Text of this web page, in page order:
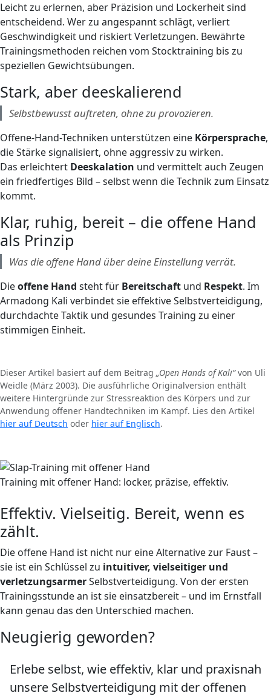
Leicht zu erlernen, aber Präzision und Lockerheit sind
entscheidend. Wer zu angespannt schlägt, verliert
Geschwindigkeit und riskiert Verletzungen. Bewährte
Trainingsmethoden reichen vom Stocktraining bis zu
speziellen Gewichtsübungen.
Stark, aber deeskalierend
Selbstbewusst auftreten, ohne zu provozieren.
Offene-Hand-Techniken unterstützen eine Körpersprache,
die Stärke signalisiert, ohne aggressiv zu wirken.
Das erleichtert Deeskalation und vermittelt auch Zeugen
ein friedfertiges Bild – selbst wenn die Technik zum Einsatz
kommt.
Klar, ruhig, bereit – die offene Hand
als Prinzip
Was die offene Hand über deine Einstellung verrät.
Dieoffene Hand steht für Bereitschaft und Respekt. Im
Armadong Kali verbindet sie effektive Selbstverteidigung,
durchdachte Taktik und gesundes Training zu einer
stimmigen Einheit.
Dieser Artikel basiert auf dem Beitrag „Open Hands of Kali“von Uli
Weidle (März 2003). Die ausführliche Originalversion enthält
weitere Hintergründe zur Stressreaktion des Körpers und zur
Anwendung offener Handtechniken im Kampf. Lies den Artikel
hier auf Deutsch oder hier auf Englisch.
Training mit offener Hand: locker, präzise, effektiv.
Effektiv. Vielseitig. Bereit, wenn es
zählt.
Die offene Hand ist nicht nur eine Alternative zur Faust –
sie ist ein Schlüssel zu intuitiver, vielseitiger und
verletzungsarmerSelbstverteidigung. Von der ersten
Trainingsstunde an ist sie einsatzbereit – und im Ernstfall
kann genau das den Unterschied machen.
Neugierig geworden?
Erlebe selbst, wie effektiv, klar und praxisnah
unsere Selbstverteidigung mit der offenen